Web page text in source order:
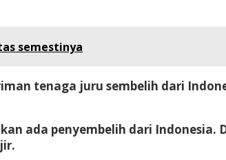
semestinya
tenaga juru sembelih dari
ada penyembelih dari Indonesia.